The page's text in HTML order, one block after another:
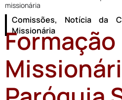
missionária
Comissões, Notícia da
Missionária
Formação